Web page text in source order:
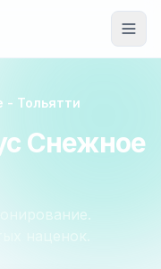
- Тольятти
Снежное
наценок.